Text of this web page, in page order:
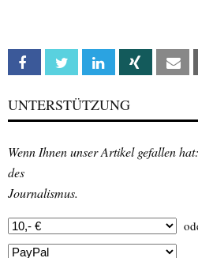
Facebook Twitter Linkedin Xing
UNTERSTÜTZUNG
Wenn Ihnen unser Artikel gefallen
des
Journalismus.